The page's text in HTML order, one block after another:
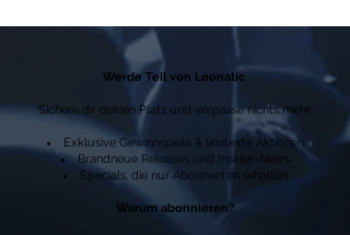
Werde Teil von Loonatic
Sichere dir deinen Platz und verpasse nichts mehr:
Exklusive Gewinnspiele & limitierte Aktionen
Brandneue Releases und Insider-News
Specials, die nur Abonnenten erhalten
Warum abonnieren?